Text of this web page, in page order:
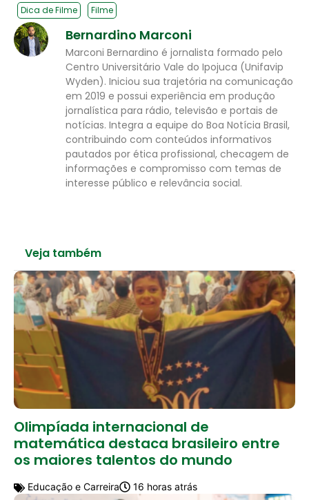
Dica de Filme Filme
Bernardino Marconi
Marconi Bernardino é jornalista formado pelo
Centro Universitário Vale do Ipojuca (Unifavip
Wyden). Iniciou sua trajetória na comunicação
em 2019 e possui experiência em produção
jornalística para rádio, televisão e portais de
notícias. Integra a equipe do Boa Notícia Brasil,
contribuindo com conteúdos informativos
pautados por ética profissional, checagem de
informações e compromisso com temas de
interesse público e relevância social.
Veja também
Olimpíada internacional de
matemática destaca brasileiro entre
os maiores talentos do mundo
Educação e Carreira 16 horas atrás